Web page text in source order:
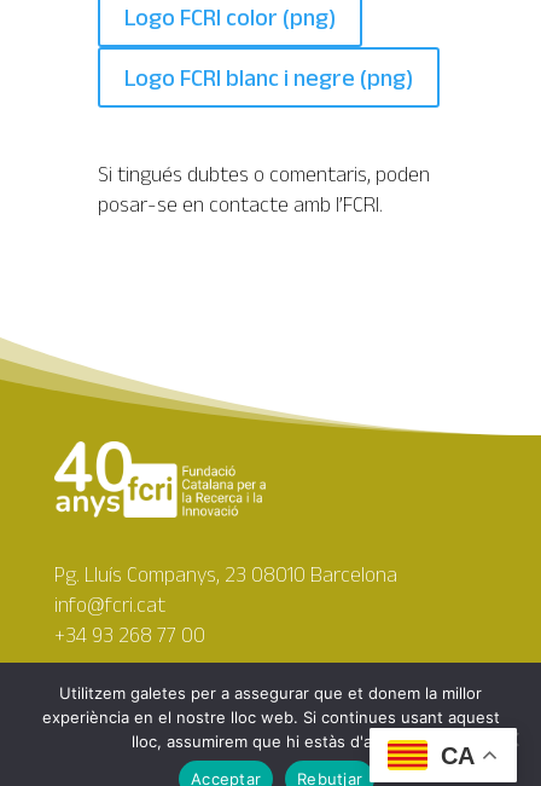
Logo FCRI color (png)
Logo FCRI blanc i negre (png)
Si tingués dubtes o comentaris, poden
posar-se en contacte amb l’FCRI.
Pg. Lluís Companys, 23 08010 Barcelona
info@fcri.cat
+34 93 268 77 00
Copyright © 2026 Fundació Catalana per a la Recerca i
CA
Utilitzem galetes per a assegurar que et donem la millor
experiència en el nostre lloc web. Si continues usant aquest
lloc, assumirem que hi estàs d'acord.
Acceptar
Rebutjar